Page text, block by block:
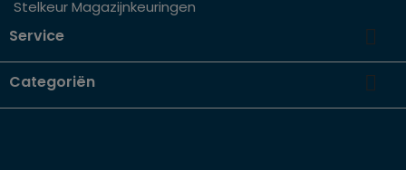
Stelkeur Magazijnkeuringen
Service 
Categoriën 